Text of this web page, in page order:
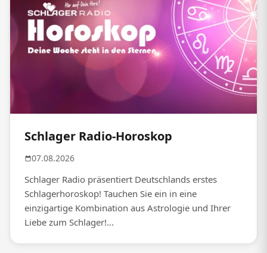
Schlager Radio-Horoskop
07.08.2026
Schlager Radio präsentiert Deutschlands erstes
Schlagerhoroskop! Tauchen Sie ein in eine
einzigartige Kombination aus Astrologie und Ihrer
Liebe zum Schlager!...